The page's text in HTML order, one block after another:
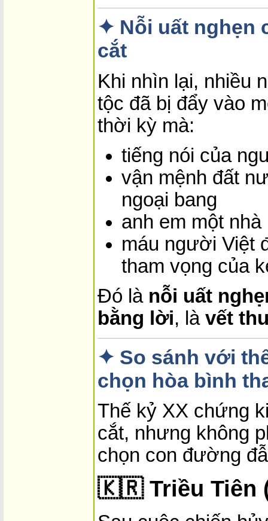
✦ Nỗi uất nghẹn
cắt
Khi nhìn lại, nhiều
tộc đã bị đẩy vào
thời kỳ mà:
tiếng nói của
vận mệnh đất
ngoại bang
anh em một
máu người Việt
tham vọng của
Đó là nỗi uất
bằng lời, là vết
✦ So sánh với
chọn hòa bình
Thế kỷ XX chứng
cắt, nhưng không
chọn con đường
🇰🇷 Triều Tiên